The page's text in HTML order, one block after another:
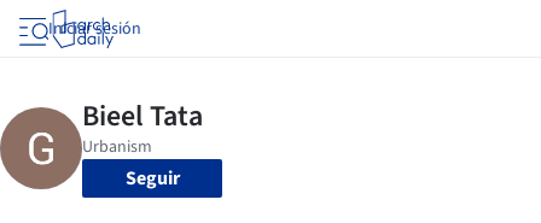
Iniciar sesión
Seguir